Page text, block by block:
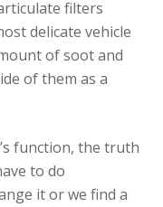
filters
delicate vehicle
of soot and
of them as a
function, the truth
to do
it or we find a